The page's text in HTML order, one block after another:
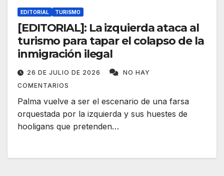
EDITORIAL TURISMO
[EDITORIAL]: La izquierda ataca al
turismo para tapar el colapso de la
inmigración ilegal
26 DE JULIO DE 2026
NO HAY
COMENTARIOS
Palma vuelve a ser el escenario de una farsa
orquestada por la izquierda y sus huestes de
hooligans que pretenden…